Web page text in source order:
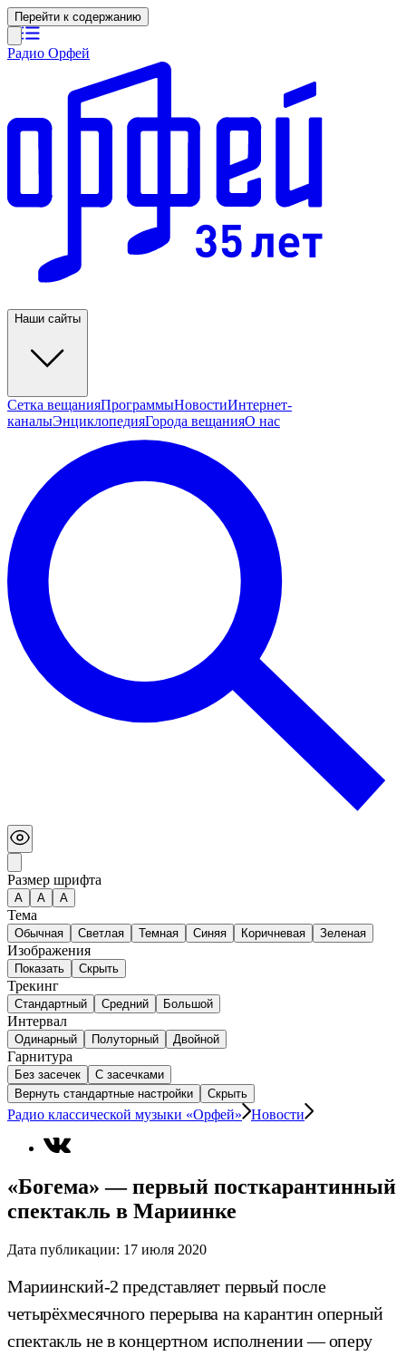
Перейти к содержанию
Радио Орфей
Наши сайты
Сетка вещанияПрограммыНовостиИнтернет-
каналыЭнциклопедияГорода вещанияО нас
Размер шрифта
А A A
Тема
Обычная Светлая Темная Синяя Коричневая Зеленая
Изображения
Показать Скрыть
Трекинг
Стандартный Средний Большой
Интервал
Одинарный Полуторный Двойной
Гарнитура
Без засечек
С засечками
Вернуть стандартные настройки
Скрыть
Радио классической музыки «Орфей» Новости
«Богема» — первый посткарантинный
спектакль в Мариинке
Дата публикации: 17 июля 2020
Мариинский-2 представляет первый после
четырёхмесячного перерыва на карантин оперный
спектакль не в концертном исполнении — оперу